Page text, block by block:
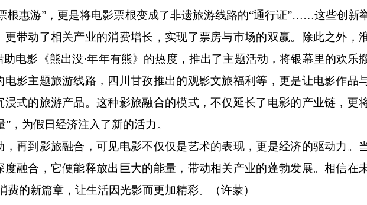
根惠游”，更是将电影票根变成了非遗旅游线路的“通行证”……这些创新
带动了相关产业的消费增长，实现了票房与市场的双赢。除此之外，
电影《熊出没·年年有熊》的热度，推出了主题活动，将银幕里的欢乐
电影主题旅游线路，四川甘孜推出的观影文旅福利等，更是让电影作品
式的旅游产品。这种影旅融合的模式，不仅延长了电影的产业链，更
，为假日经济注入了新的活力。
到影旅融合，可见电影不仅仅是艺术的表现，更是经济的驱动力。
融合，它便能释放出巨大的能量，带动相关产业的蓬勃发展。相信在
费的新篇章，让生活因光影而更加精彩。（许蒙）